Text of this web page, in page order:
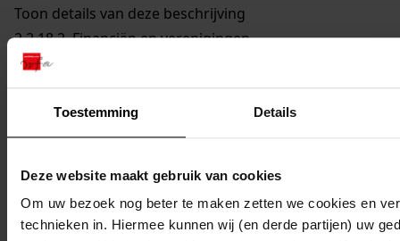
Toestemming Details
Deze website maakt gebruik van cookies
Om uw bezoek nog beter te maken zetten we cookies en
technieken in. Hiermee kunnen wij (en derde partijen) uw
Toon details van deze beschrijving
2.2.18.2.Financiën en verenigingen
Toon details van deze beschrijving
2.2.18.3.Accommodaties
Toon details van deze beschrijving
2.2.18.3.1.Sportterreinen
Gebouwen
Toon details van deze beschrijving